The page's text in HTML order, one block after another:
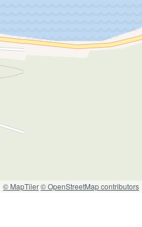
© MapTiler© OpenStreetMap contributors